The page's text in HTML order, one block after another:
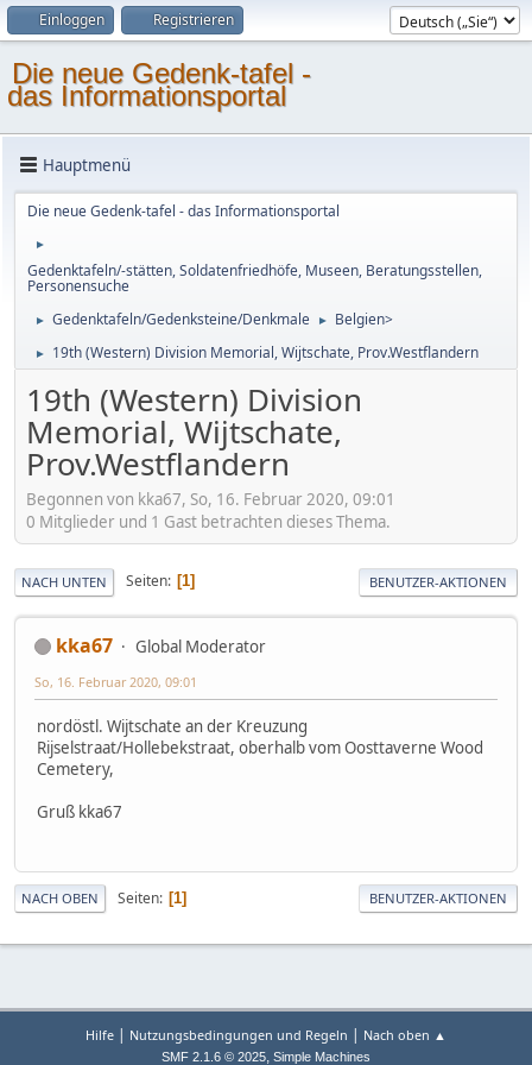
Einloggen Registrieren
Die neue Gedenk-tafel -
das Informationsportal
Hauptmenü
Die neue Gedenk-tafel - das Informationsportal
►
Gedenktafeln/-stätten, Soldatenfriedhöfe, Museen, Beratungsstellen,
Personensuche
► Gedenktafeln/Gedenksteine/Denkmale ► Belgien>
► 19th (Western) Division Memorial, Wijtschate, Prov.Westflandern
19th (Western) Division
Memorial, Wijtschate,
Prov.Westflandern
Begonnen von kka67, So, 16. Februar 2020, 09:01
0 Mitglieder und 1 Gast betrachten dieses Thema.
NACH UNTEN Seiten 1 BENUTZER-AKTIONEN
kka67 Global Moderator
So, 16. Februar 2020, 09:01
nordöstl. Wijtschate an der Kreuzung
Rijselstraat/Hollebekstraat, oberhalb vom Oosttaverne Wood
Cemetery,
Gruß kka67
NACH OBEN Seiten 1 BENUTZER-AKTIONEN
Hilfe Nutzungsbedingungen und Regeln Nach oben ▲
SMF 2.1.6 © 2025, Simple Machines